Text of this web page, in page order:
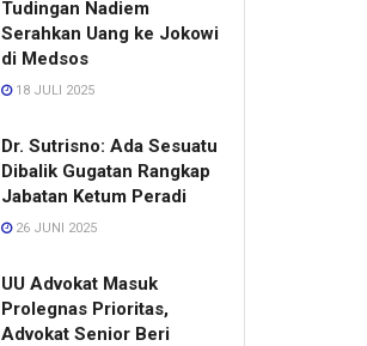
Tudingan Nadiem
Serahkan Uang ke Jokowi
di Medsos
18 JULI 2025
Dr. Sutrisno: Ada Sesuatu
Dibalik Gugatan Rangkap
Jabatan Ketum Peradi
26 JUNI 2025
UU Advokat Masuk
Prolegnas Prioritas,
Advokat Senior Beri